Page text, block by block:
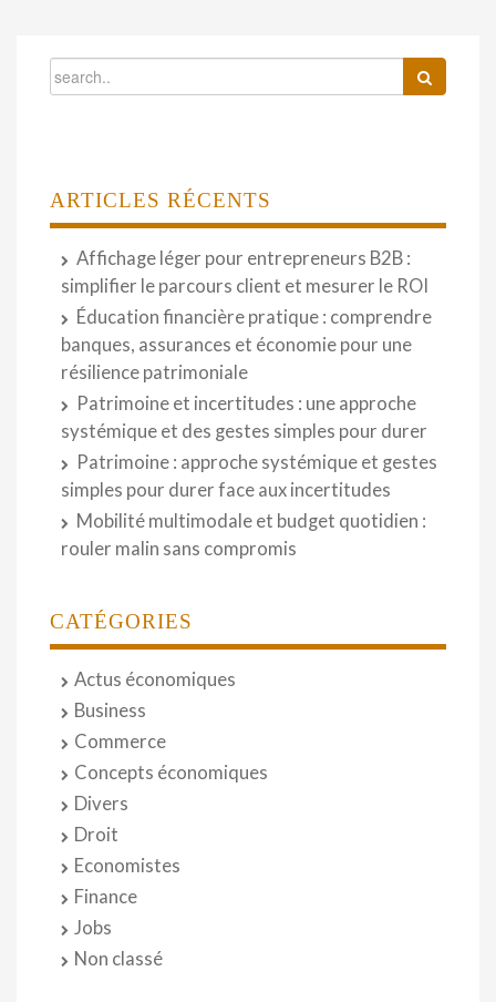
ARTICLES RÉCENTS
Affichage léger pour entrepreneurs B2B :
simplifier le parcours client et mesurer le ROI
Éducation financière pratique : comprendre
banques, assurances et économie pour une
résilience patrimoniale
Patrimoine et incertitudes : une approche
systémique et des gestes simples pour durer
Patrimoine : approche systémique et gestes
simples pour durer face aux incertitudes
Mobilité multimodale et budget quotidien :
rouler malin sans compromis
CATÉGORIES
Actus économiques
Business
Commerce
Concepts économiques
Divers
Droit
Economistes
Finance
Jobs
Non classé